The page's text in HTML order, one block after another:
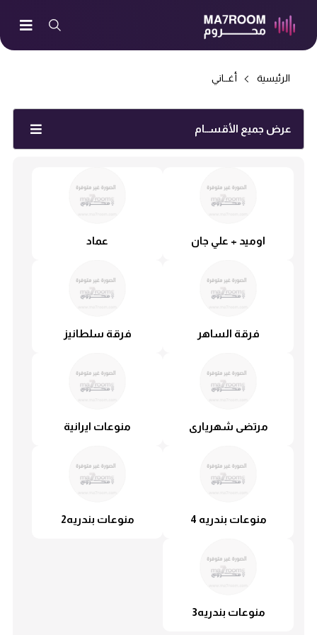
الرئيسية أغــاني
عرض جميع الأقســام
اوميد + علي جان عماد
فرقة الساهر فرقة سلطانيز
مرتضی شهریاری منوعات ايرانية
منوعات بندريه 4 منوعات بندريه2
منوعات بندريه3